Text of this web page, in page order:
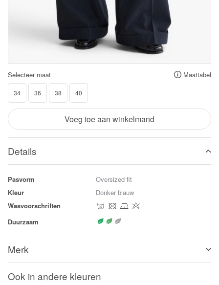
Selecteer maat Maattabel
34 36 38 40
Voeg toe aan winkelmand
Details
Pasvorm
Oversized fit
Kleur
Donker blauw
Wasvoorschriften
Duurzaam
Merk
Ook in andere kleuren